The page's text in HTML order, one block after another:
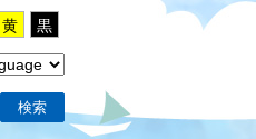
黄
黒
検索